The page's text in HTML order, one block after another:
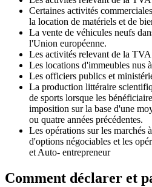
Certaines activités
la location de matériels et de
La vente de véhicules neufs
l'Union européenne.
Les activités relevant de la
Les locations d'immeubles nus
Les officiers publics et
La production littéraire
de sports lorsque les
imposition sur la base d'une
ou quatre années précédentes.
Les opérations sur les marchés
d'options négociables et les
et Auto- entrepreneur
Comment déclarer et